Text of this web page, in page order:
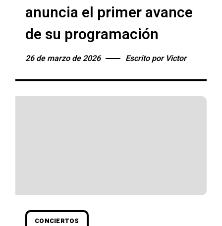
anuncia el primer avance
de su programación
26 de marzo de 2026 Escrito por Victor
CONCIERTOS